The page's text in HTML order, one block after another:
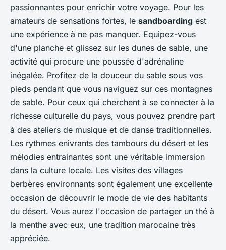
passionnantes pour enrichir votre voyage. Pour les
amateurs de sensations fortes, le sandboarding est
une expérience à ne pas manquer. Equipez-vous
d'une planche et glissez sur les dunes de sable, une
activité qui procure une poussée d'adrénaline
inégalée. Profitez de la douceur du sable sous vos
pieds pendant que vous naviguez sur ces montagnes
de sable. Pour ceux qui cherchent à se connecter à la
richesse culturelle du pays, vous pouvez prendre part
à des ateliers de musique et de danse traditionnelles.
Les rythmes enivrants des tambours du désert et les
mélodies entrainantes sont une véritable immersion
dans la culture locale. Les visites des villages
berbères environnants sont également une excellente
occasion de découvrir le mode de vie des habitants
du désert. Vous aurez l'occasion de partager un thé à
la menthe avec eux, une tradition marocaine très
appréciée.